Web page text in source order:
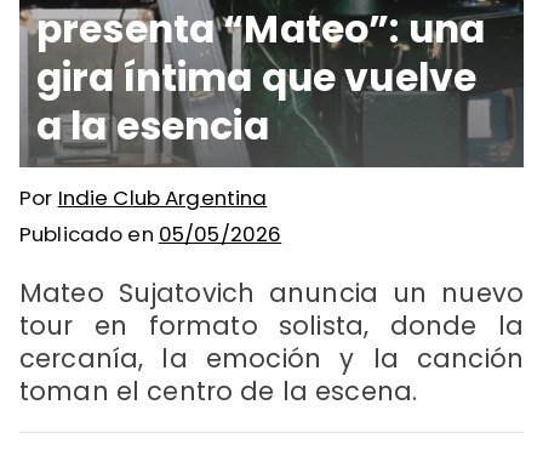
presenta “Mateo”: una
gira íntima que vuelve
a la esencia
Por Indie Club Argentina
Publicado en 05/05/2026
Mateo Sujatovich anuncia un nuevo
tour en formato solista, donde la
cercanía, la emoción y la canción
toman el centro de la escena.